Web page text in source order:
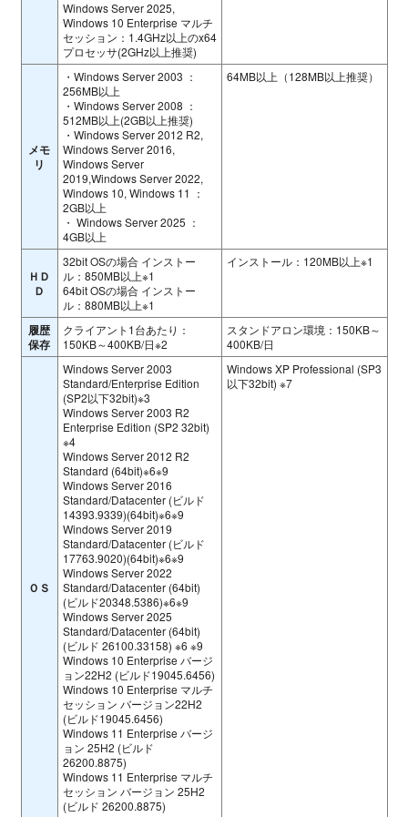
Windows Server 2025,
Windows 10 Enterprise マルチ
セッション：1.4GHz以上のx64
プロセッサ(2GHz以上推奨)
メモ
リ
・Windows Server 2003 ：
256MB以上
・Windows Server 2008 ：
512MB以上(2GB以上推奨)
・Windows Server 2012 R2,
Windows Server 2016,
Windows Server
2019,Windows Server 2022,
Windows 10, Windows 11 ：
2GB以上
・ Windows Server 2025 ：
4GB以上
64MB以上（128MB以上推奨）
ＨＤ
Ｄ
32bit OSの場合 インストー
ル：850MB以上※1
64bit OSの場合 インストー
ル：880MB以上※1
インストール：120MB以上※1
履歴
保存
クライアント1台あたり：
150KB～400KB/日※2
スタンドアロン環境：150KB～
400KB/日
ＯＳ
Windows Server 2003
Standard/Enterprise Edition
(SP2以下32bit)※3
Windows Server 2003 R2
Enterprise Edition (SP2 32bit)
※4
Windows Server 2012 R2
Standard (64bit)※6※9
Windows Server 2016
Standard/Datacenter (ビルド
14393.9339)(64bit)※6※9
Windows Server 2019
Standard/Datacenter (ビルド
17763.9020)(64bit)※6※9
Windows Server 2022
Standard/Datacenter (64bit)
(ビルド20348.5386)※6※9
Windows Server 2025
Standard/Datacenter (64bit)
(ビルド 26100.33158) ※6 ※9
Windows 10 Enterprise バージ
ョン22H2 (ビルド19045.6456)
Windows 10 Enterprise マルチ
セッション バージョン22H2
(ビルド19045.6456)
Windows 11 Enterprise バージ
ョン 25H2 (ビルド
26200.8875)
Windows 11 Enterprise マルチ
セッション バージョン 25H2
(ビルド 26200.8875)
Windows XP Professional (SP3
以下32bit) ※7